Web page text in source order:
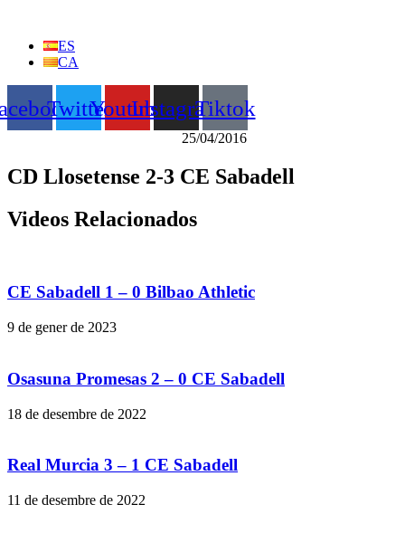
contingutES
CA
TwitterYoutubeInstagramTiktok
25/04/2016
CD Llosetense 2-3 CE Sabadell
Videos Relacionados
CE Sabadell 1 – 0 Bilbao Athletic
9 de gener de 2023
Osasuna Promesas 2 – 0 CE Sabadell
18 de desembre de 2022
Real Murcia 3 – 1 CE Sabadell
11 de desembre de 2022